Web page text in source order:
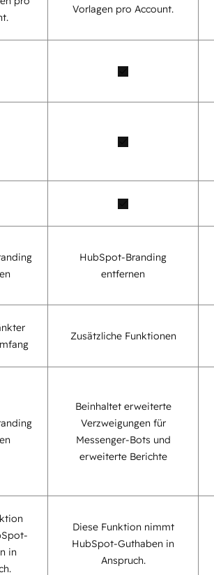
Vorlagen pro Account.
HubSpot-Branding
entfernen
Zusätzliche Funktionen
Beinhaltet erweiterte
Verzweigungen für
Messenger-Bots und
erweiterte Berichte
in
Diese Funktion nimmt
HubSpot-Guthaben in
Anspruch.